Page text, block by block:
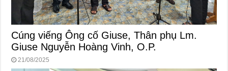
Cúng viếng Ông cố Giuse, Thân phụ Lm.
Giuse Nguyễn Hoàng Vinh, O.P.
21/08/2025